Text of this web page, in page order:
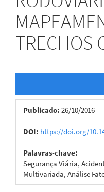
TRECHOS
lateral
de
artigos
Publicado: 26/10/2016
DOI: https://doi.org/
Palavras-chave:
Segurança Viária,
Multivariada, Análise